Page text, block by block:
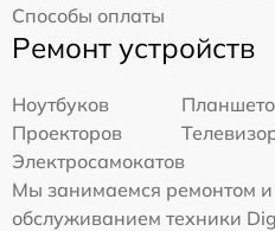
Способы оплаты
Ремонт устройств
Ноутбуков
Проекторов
Электросамокатов
Мы занимаемся ремонтом и
обслуживанием техники